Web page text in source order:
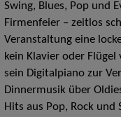
Swing, Blues, Pop und
Firmenfeier – zeitlos
Veranstaltung eine
kein Klavier oder
sein Digitalpiano zur
Dinnermusik über
Hits aus Pop, Rock